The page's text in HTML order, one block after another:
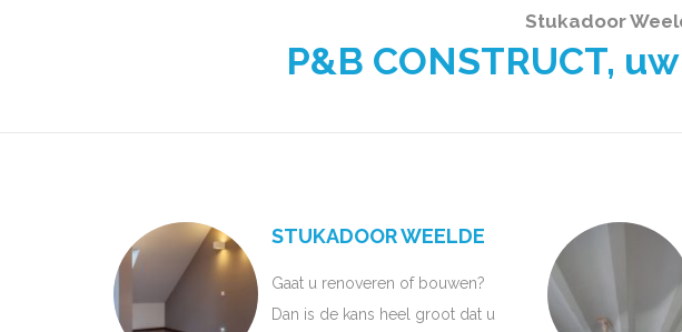
Stukadoor
P&B CONSTRUCT,
STUKADOOR WEELDE
Gaat u renoveren of bouwen?
Dan is de kans heel groot dat u